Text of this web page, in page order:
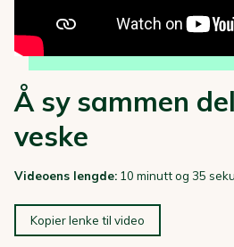
Å sy sammen
veske
Videoens lengde: 10 minutt og 35
Kopier lenke til video